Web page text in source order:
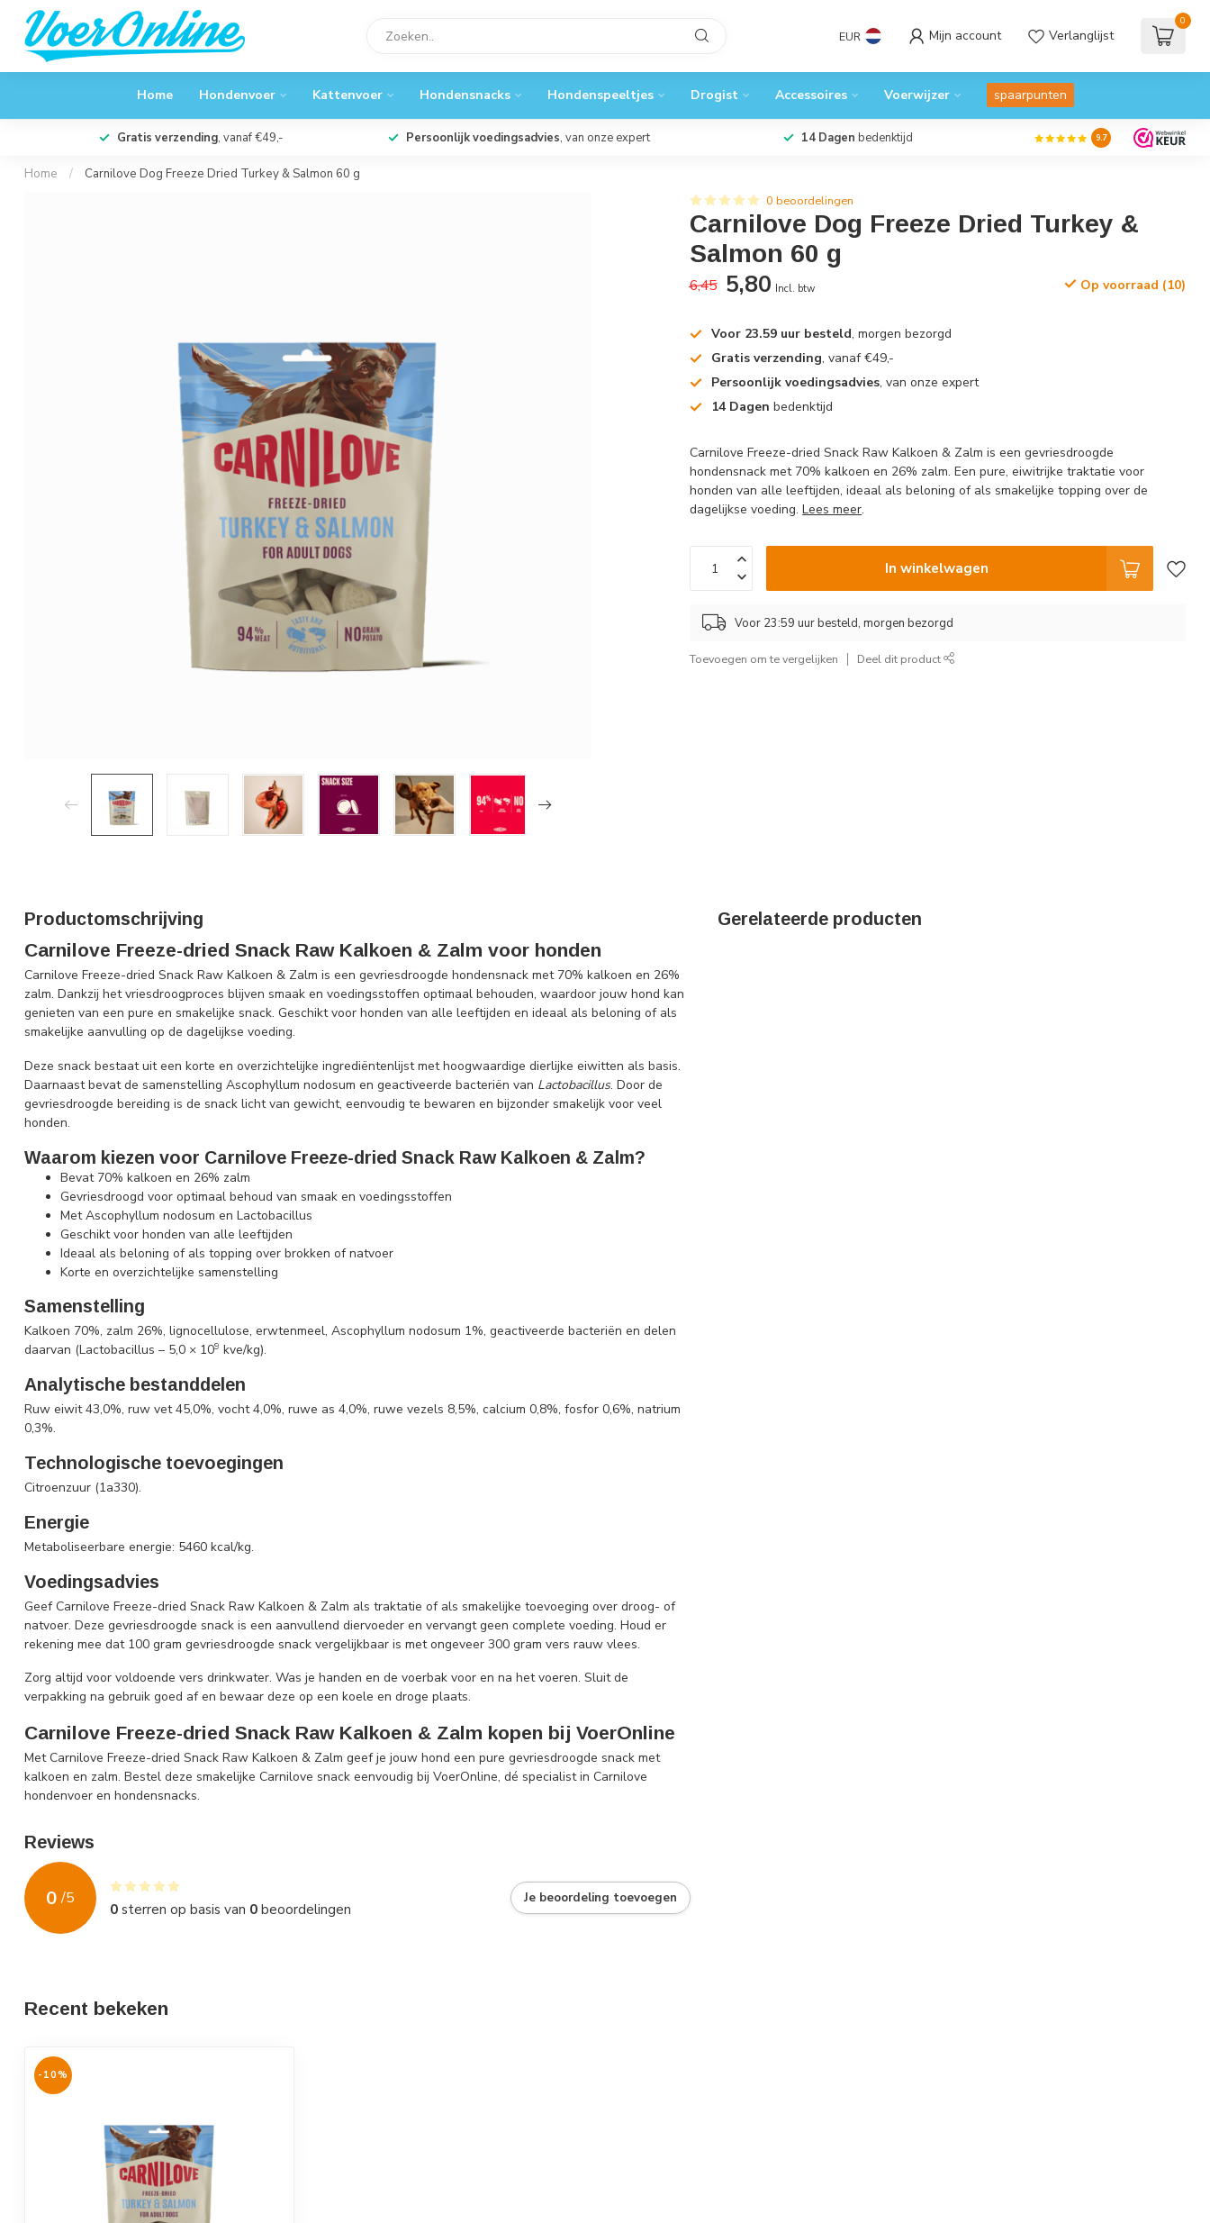
EUR Mijn account Verlanglijst
0
Home Hondenvoer Kattenvoer Hondensnacks Hondenspeeltjes Drogist Accessoires Voerwijzer spaarpunten
Gratis verzending, vanaf €49,- Persoonlijk voedingsadvies, van onze expert 14 Dagen bedenktijd 9.7
Home / Carnilove Dog Freeze Dried Turkey & Salmon 60 g
0 beoordelingen
Carnilove Dog Freeze Dried Turkey &
Salmon 60 g
6,45 5,80 Incl. btw Op voorraad (10)
Voor 23.59 uur besteld, morgen bezorgd
Gratis verzending, vanaf €49,-
Persoonlijk voedingsadvies, van onze expert
14 Dagen bedenktijd
Carnilove Freeze-dried Snack Raw Kalkoen & Zalm is een gevriesdroogde
hondensnack met 70% kalkoen en 26% zalm. Een pure, eiwitrijke traktatie voor
honden van alle leeftijden, ideaal als beloning of als smakelijke topping over de
dagelijkse voeding.Lees meer.
In winkelwagen
Voor 23:59 uur besteld, morgen bezorgd
Toevoegen om te vergelijken Deel dit product
Productomschrijving
Carnilove Freeze-dried Snack Raw Kalkoen & Zalm voor honden
Carnilove Freeze-dried Snack Raw Kalkoen & Zalm is een gevriesdroogde hondensnack met 70% kalkoen en 26%
zalm. Dankzij het vriesdroogproces blijven smaak en voedingsstoffen optimaal behouden, waardoor jouw hond kan
genieten van een pure en smakelijke snack. Geschikt voor honden van alle leeftijden en ideaal als beloning of als
smakelijke aanvulling op de dagelijkse voeding.
Deze snack bestaat uit een korte en overzichtelijke ingrediëntenlijst met hoogwaardige dierlijke eiwitten als basis.
Daarnaast bevat de samenstelling Ascophyllum nodosum en geactiveerde bacteriën van Lactobacillus. Door de
gevriesdroogde bereiding is de snack licht van gewicht, eenvoudig te bewaren en bijzonder smakelijk voor veel
honden.
Waarom kiezen voor Carnilove Freeze-dried Snack Raw Kalkoen & Zalm?
Bevat 70% kalkoen en 26% zalm
Gevriesdroogd voor optimaal behoud van smaak en voedingsstoffen
Met Ascophyllum nodosum en Lactobacillus
Geschikt voor honden van alle leeftijden
Ideaal als beloning of als topping over brokken of natvoer
Korte en overzichtelijke samenstelling
Samenstelling
Kalkoen 70%, zalm 26%, lignocellulose, erwtenmeel, Ascophyllum nodosum 1%, geactiveerde bacteriën en delen
daarvan (Lactobacillus – 5,0 × 109 kve/kg).
Analytische bestanddelen
Ruw eiwit 43,0%, ruw vet 45,0%, vocht 4,0%, ruwe as 4,0%, ruwe vezels 8,5%, calcium 0,8%, fosfor 0,6%, natrium
0,3%.
Technologische toevoegingen
Citroenzuur (1a330).
Energie
Metaboliseerbare energie: 5460 kcal/kg.
Voedingsadvies
Geef Carnilove Freeze-dried Snack Raw Kalkoen & Zalm als traktatie of als smakelijke toevoeging over droog- of
natvoer. Deze gevriesdroogde snack is een aanvullend diervoeder en vervangt geen complete voeding. Houd er
rekening mee dat 100 gram gevriesdroogde snack vergelijkbaar is met ongeveer 300 gram vers rauw vlees.
Zorg altijd voor voldoende vers drinkwater. Was je handen en de voerbak voor en na het voeren. Sluit de
verpakking na gebruik goed af en bewaar deze op een koele en droge plaats.
Carnilove Freeze-dried Snack Raw Kalkoen & Zalm kopen bij VoerOnline
Met Carnilove Freeze-dried Snack Raw Kalkoen & Zalm geef je jouw hond een pure gevriesdroogde snack met
kalkoen en zalm. Bestel deze smakelijke Carnilove snack eenvoudig bij VoerOnline, dé specialist in Carnilove
hondenvoer en hondensnacks.
Reviews
0 /5
0sterren op basis van 0beoordelingen
Je beoordeling toevoegen
Gerelateerde producten
Recent bekeken
-10%